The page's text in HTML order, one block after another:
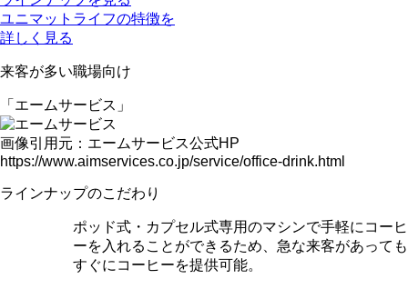
ユニマットライフの特徴を
詳しく見る
来客が多い職場向け
「エームサービス」
画像引用元：エームサービス公式HP
https://www.aimservices.co.jp/service/office-drink.html
ラインナップのこだわり
ポッド式・カプセル式専用のマシンで手軽にコーヒ
ーを入れることができるため、 急な来客があっても
すぐにコーヒーを提供可能。